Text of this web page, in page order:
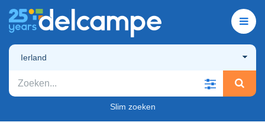
Ierland
Slim zoeken